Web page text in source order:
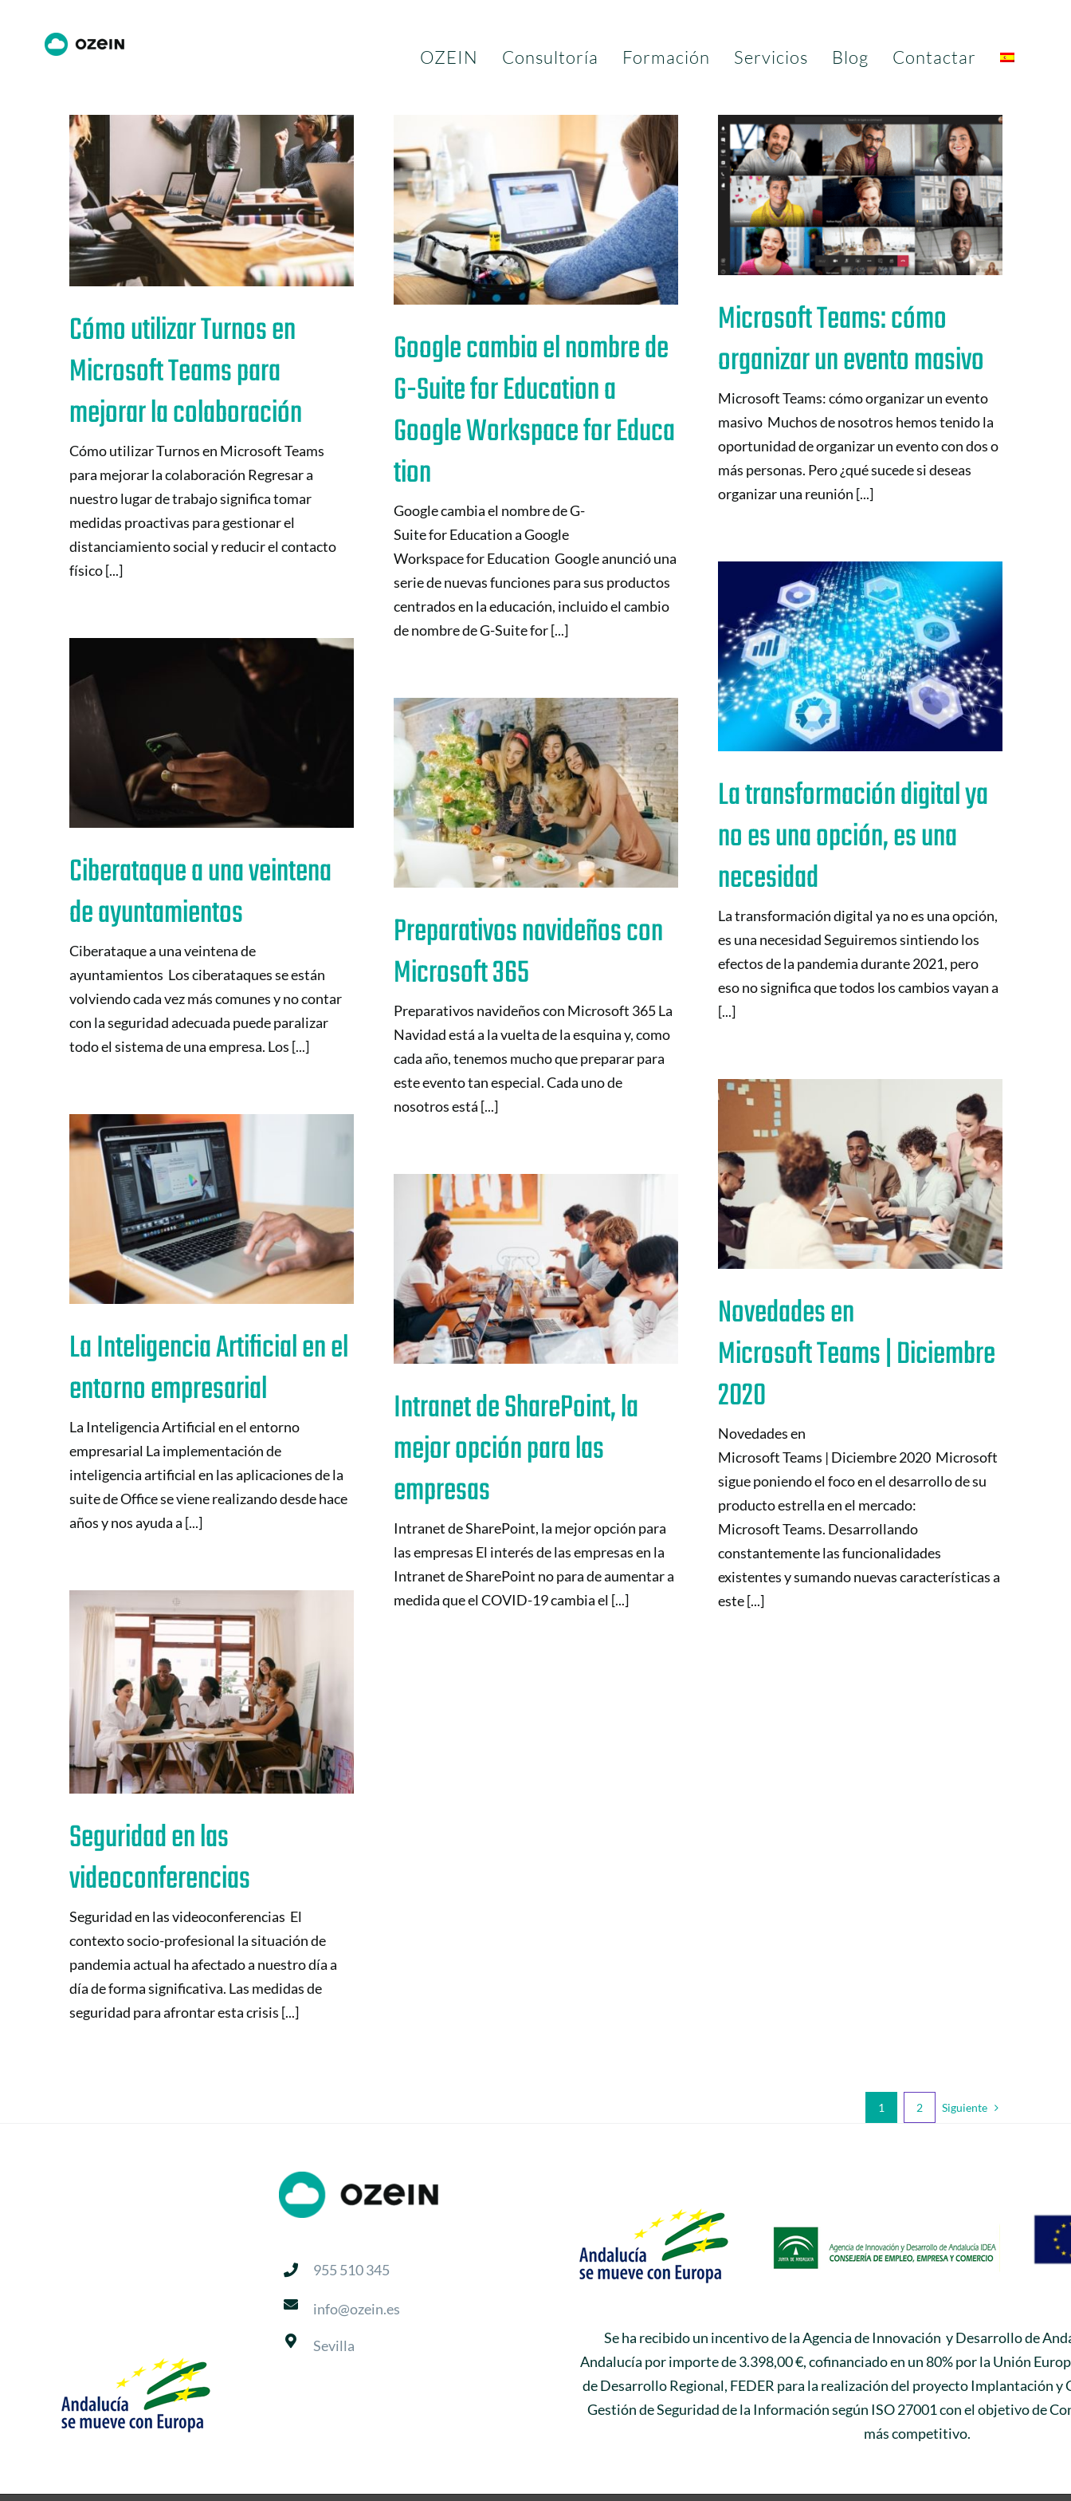
contenido
OZEIN Consultoría Formación Servicios Blog Contactar
Cómo utilizar Turnos en
Microsoft Teams para
mejorar la colaboración
Cómo utilizar Turnos en Microsoft Teams
para mejorar la colaboración Regresar a
nuestro lugar de trabajo significa tomar
medidas proactivas para gestionar el
distanciamiento social y reducir el contacto
físico [...]
Google cambia el nombre de
G-Suite for Education a
Google Workspace for Educa
tion
Google cambia el nombre de G-
Suite for Education a Google
Workspace for Education Google anunció una
serie de nuevas funciones para sus productos
centrados en la educación, incluido el cambio
de nombre de G-Suite for [...]
Microsoft Teams: cómo
organizar un evento masivo
Microsoft Teams: cómo organizar un evento
masivo Muchos de nosotros hemos tenido la
oportunidad de organizar un evento con dos o
más personas. Pero ¿qué sucede si deseas
organizar una reunión [...]
La transformación digital ya
no es una opción, es una
necesidad
La transformación digital ya no es una opción,
es una necesidad Seguiremos sintiendo los
efectos de la pandemia durante 2021, pero
eso no significa que todos los cambios vayan a
[...]
Ciberataque a una veintena
de ayuntamientos
Ciberataque a una veintena de
ayuntamientos Los ciberataques se están
volviendo cada vez más comunes y no contar
con la seguridad adecuada puede paralizar
todo el sistema de una empresa. Los [...]
Preparativos navideños con
Microsoft 365
Preparativos navideños con Microsoft 365 La
Navidad está a la vuelta de la esquina y, como
cada año, tenemos mucho que preparar para
este evento tan especial. Cada uno de
nosotros está [...]
Novedades en
Microsoft Teams | Diciembre
2020
Novedades en
Microsoft Teams | Diciembre 2020 Microsoft
sigue poniendo el foco en el desarrollo de su
producto estrella en el mercado:
Microsoft Teams. Desarrollando
constantemente las funcionalidades
existentes y sumando nuevas características a
este [...]
La Inteligencia Artificial en el
entorno empresarial
La Inteligencia Artificial en el entorno
empresarial La implementación de
inteligencia artificial en las aplicaciones de la
suite de Office se viene realizando desde hace
años y nos ayuda a [...]
Intranet de SharePoint, la
mejor opción para las
empresas
Intranet de SharePoint, la mejor opción para
las empresas El interés de las empresas en la
Intranet de SharePoint no para de aumentar a
medida que el COVID-19 cambia el [...]
Seguridad en las
videoconferencias
Seguridad en las videoconferencias El
contexto socio-profesional la situación de
pandemia actual ha afectado a nuestro día a
día de forma significativa. Las medidas de
seguridad para afrontar esta crisis [...]
1 2 Siguiente
955 510 345
info@ozein.es
Sevilla
Se ha recibido un incentivo de la Agencia de Innovación y Desarrollo de
Andalucía por importe de 3.398,00 €, cofinanciado en un 80% por la Unión
de Desarrollo Regional, FEDER para la realización del proyecto Implantación y
Gestión de Seguridad de la Información según ISO 27001 con el objetivo de
más competitivo.